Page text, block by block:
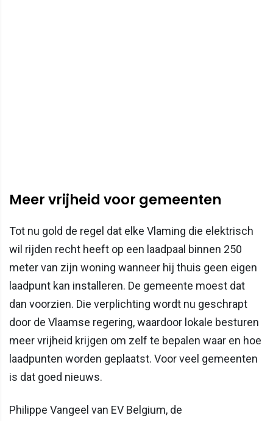
Meer vrijheid voor gemeenten
Tot nu gold de regel dat elke Vlaming die elektrisch
wil rijden recht heeft op een laadpaal binnen 250
meter van zijn woning wanneer hij thuis geen eigen
laadpunt kan installeren. De gemeente moest dat
dan voorzien. Die verplichting wordt nu geschrapt
door de Vlaamse regering, waardoor lokale besturen
meer vrijheid krijgen om zelf te bepalen waar en hoe
laadpunten worden geplaatst. Voor veel gemeenten
is dat goed nieuws.
Philippe Vangeel van EV Belgium, de